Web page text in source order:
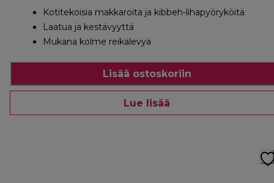
Kotitekoisia makkaroita ja kibbeh-lihapyöryköitä
Laatua ja kestävyyttä
Mukana kolme reikälevyä
Lisää ostoskoriin
Lue lisää